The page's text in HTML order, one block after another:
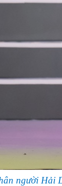
người Hải